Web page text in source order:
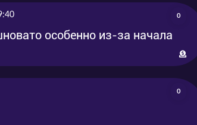
0
особенно из-за начала
0